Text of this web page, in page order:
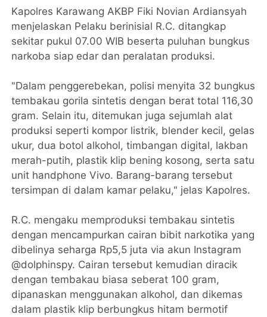
Kapolres Karawang AKBP Fiki Novian Ardiansyah
menjelaskan Pelaku berinisial R.C. ditangkap
sekitar pukul 07.00 WIB beserta puluhan bungkus
narkoba siap edar dan peralatan produksi.
"Dalam penggerebekan, polisi menyita 32 bungkus
tembakau gorila sintetis dengan berat total 116,30
gram. Selain itu, ditemukan juga sejumlah alat
produksi seperti kompor listrik, blender kecil, gelas
ukur, dua botol alkohol, timbangan digital, lakban
merah-putih, plastik klip bening kosong, serta satu
unit handphone Vivo. Barang-barang tersebut
tersimpan di dalam kamar pelaku," jelas Kapolres.
R.C. mengaku memproduksi tembakau sintetis
dengan mencampurkan cairan bibit narkotika yang
dibelinya seharga Rp5,5 juta via akun Instagram
@dolphinspy. Cairan tersebut kemudian diracik
dengan tembakau biasa seberat 100 gram,
dipanaskan menggunakan alkohol, dan dikemas
dalam plastik klip berbungkus hitam bermotif